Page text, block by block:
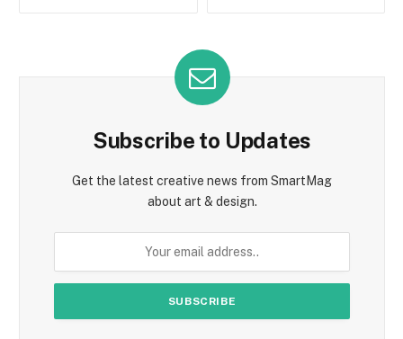
Subscribe to Updates
Get the latest creative news from SmartMag
about art & design.